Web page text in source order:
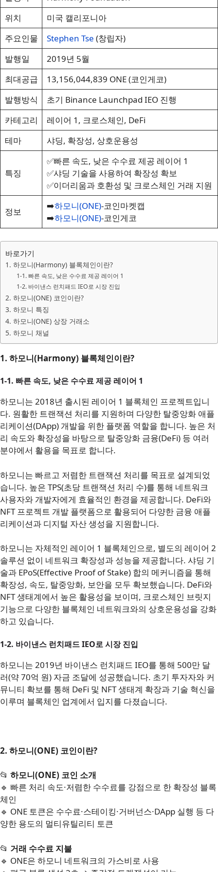
위치
미국 캘리포니아
주요인물
Stephen Tse (창립자)
발행일
2019년 5월
최대공급
13,156,044,839 ONE (코인게코)
발행방식
초기 Binance Launchpad IEO 진행
카테고리
레이어 1, 크로스체인, DeFi
테마
샤딩, 확장성, 상호운용성
특징
✅빠른 속도, 낮은 수수료 제공 레이어 1
✅샤딩 기술을 사용하여 확장성 확보
✅이더리움과 호환성 및 크로스체인 거래 지원
정보
➡️하모니(ONE)-코인마켓캡
➡️하모니(ONE)-코인게코
바로가기
1. 하모니(Harmony) 블록체인이란?
1-1. 빠른 속도, 낮은 수수료 제공 레이어 1
1-2. 바이낸스 런치패드 IEO로 시장 진입
2. 하모니(ONE) 코인이란?
3. 하모니 특징
4. 하모니(ONE) 상장 거래소
5. 하모니 채널
1. 하모니(Harmony) 블록체인이란?
1-1. 빠른 속도, 낮은 수수료 제공 레이어 1
하모니는 2018년 출시된 레이어 1 블록체인 프로젝트입니
다. 원활한 트랜잭션 처리를 지원하며 다양한 탈중앙화 애플
리케이션(DApp) 개발을 위한 플랫폼 역할을 합니다. 높은 처
리 속도와 확장성을 바탕으로 탈중앙화 금융(DeFi) 등 여러
분야에서 활용을 목표로 합니다.
하모니는 빠르고 저렴한 트랜잭션 처리를 목표로 설계되었
습니다. 높은 TPS(초당 트랜잭션 처리 수)를 통해 네트워크
사용자와 개발자에게 효율적인 환경을 제공합니다. DeFi와
NFT 프로젝트 개발 플랫폼으로 활용되어 다양한 금융 애플
리케이션과 디지털 자산 생성을 지원합니다.
하모니는 자체적인 레이어 1 블록체인으로, 별도의 레이어 2
솔루션 없이 네트워크 확장성과 성능을 제공합니다. 샤딩 기
술과 EPoS(Effective Proof of Stake) 합의 메커니즘을 통해
확장성, 속도, 탈중앙화, 보안을 모두 확보했습니다. DeFi와
NFT 생태계에서 높은 활용성을 보이며, 크로스체인 브릿지
기능으로 다양한 블록체인 네트워크와의 상호운용성을 강화
하고 있습니다.
1-2. 바이낸스 런치패드 IEO로 시장 진입
하모니는 2019년 바이낸스 런치패드 IEO를 통해 500만 달
러(약 70억 원) 자금 조달에 성공했습니다. 초기 투자자와 커
뮤니티 확보를 통해 DeFi 및 NFT 생태계 확장과 기술 혁신을
이루며 블록체인 업계에서 입지를 다졌습니다.
2. 하모니(ONE) 코인이란?
📂 하모니(ONE) 코인 소개
🔹 빠른 처리 속도·저렴한 수수료를 강점으로 한 확장성 블록
체인
🔹 ONE 토큰은 수수료·스테이킹·거버넌스·DApp 실행 등 다
양한 용도의 멀티유틸리티 토큰
📂 거래 수수료 지불
🔹 ONE은 하모니 네트워크의 가스비로 사용